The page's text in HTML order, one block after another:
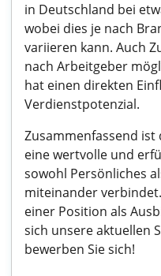
in Deutschland bei
wobei dies je nach
variieren kann. Auch
nach Arbeitgeber
hat einen direkten
Verdienstpotenzial.
Zusammenfassend ist
eine wertvolle und
sowohl Persönliches
miteinander
einer Position als
sich unsere aktuellen
bewerben Sie sich!